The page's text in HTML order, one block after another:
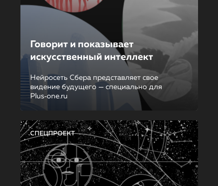
Говорит и показывает
искусственный интеллект
Нейросеть Сбера представляет свое
видение будущего — специально для
Plus‑one.ru
СПЕЦПРОЕКТ